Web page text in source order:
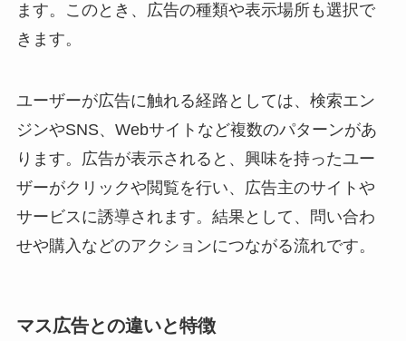
ます。このとき、広告の種類や表示場所も選択で
きます。
ユーザーが広告に触れる経路としては、検索エン
ジンやSNS、Webサイトなど複数のパターンがあ
ります。広告が表示されると、興味を持ったユー
ザーがクリックや閲覧を行い、広告主のサイトや
サービスに誘導されます。結果として、問い合わ
せや購入などのアクションにつながる流れです。
マス広告との違いと特徴